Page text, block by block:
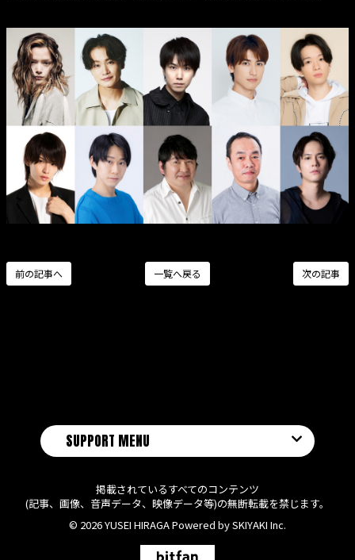
次の記事
一覧へ戻る
前の記事へ
SUPPORT MENU
掲載されているすべてのコンテンツ
(記事、画像、音声データ、映像データ等)の無断転載を禁じます。
© 2026 YUSEI HIRAGA Powered bySKIYAKI Inc.